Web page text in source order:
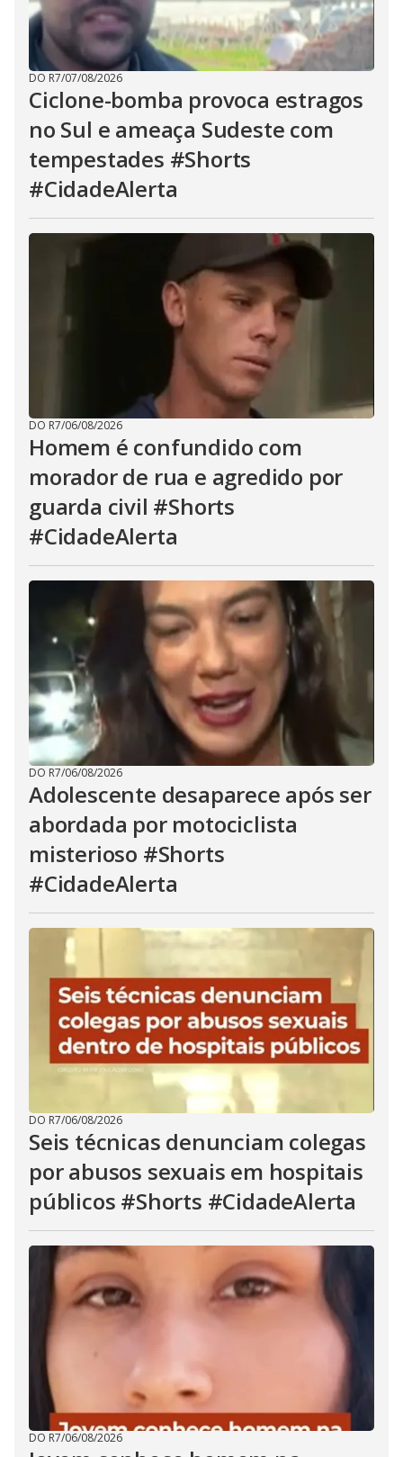
DO R7/07/08/2026
Ciclone-bomba provoca estragos
no Sul e ameaça Sudeste com
tempestades #Shorts
#CidadeAlerta
DO R7/06/08/2026
Homem é confundido com
morador de rua e agredido por
guarda civil #Shorts
#CidadeAlerta
DO R7/06/08/2026
Adolescente desaparece após ser
abordada por motociclista
misterioso #Shorts
#CidadeAlerta
DO R7/06/08/2026
Seis técnicas denunciam colegas
por abusos sexuais em hospitais
públicos #Shorts #CidadeAlerta
DO R7/06/08/2026